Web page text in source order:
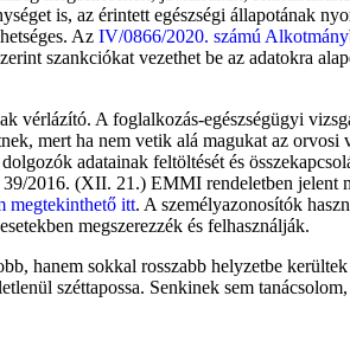
is, az érintett egészségi állapotának
Az IV/0866/2020. számú
szankciókat vezethet be az adatokra
vérlázító. A foglalkozás-egészségügyi
mert ha nem vetik alá magukat az
adatainak feltöltését és
2016. (XII. 21.) EMMI rendeletben jelent
megtekinthető itt. A személyazonosítók
megszerezzék és felhasználják.
hanem sokkal rosszabb helyzetbe
széttapossa. Senkinek sem